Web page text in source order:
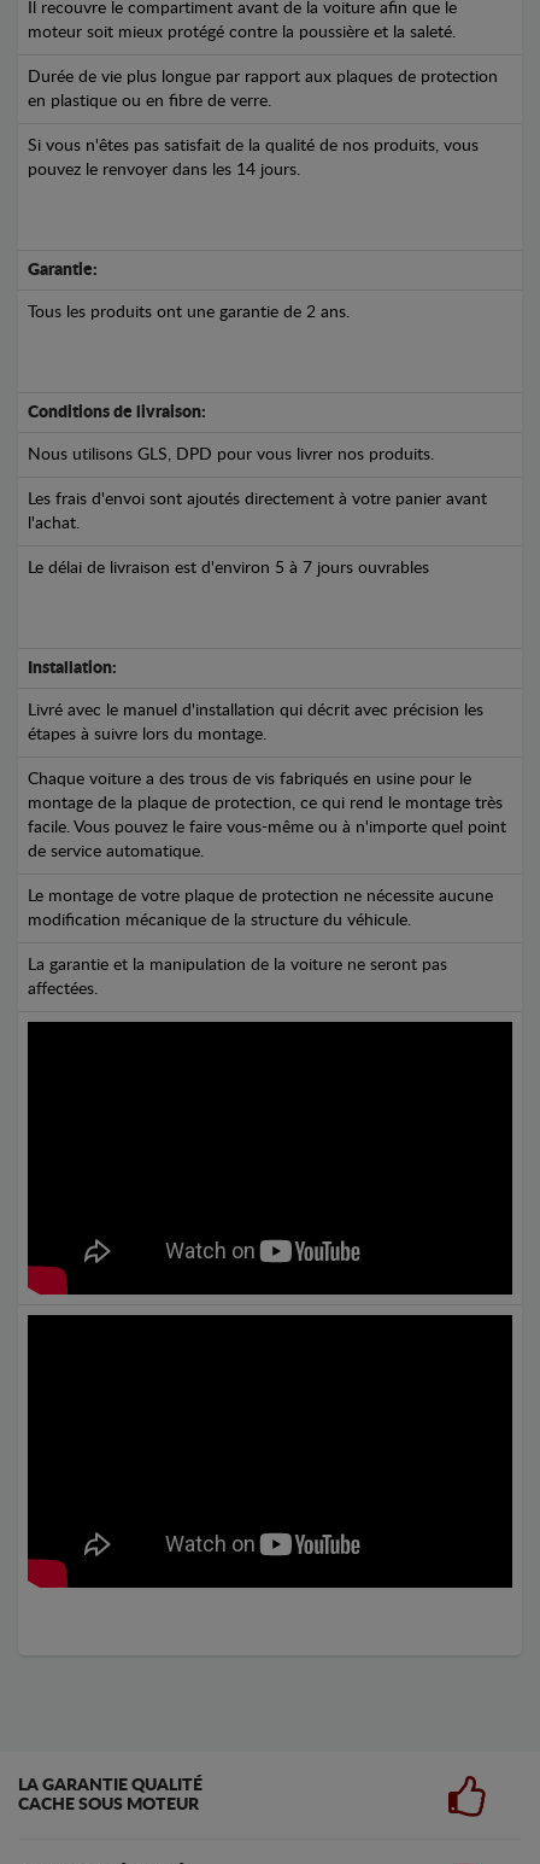
Il recouvre le compartiment avant de la voiture afin que le
moteur soit mieux protégé contre la poussière et la saleté.
Durée de vie plus longue par rapport aux plaques de protection
en plastique ou en fibre de verre.
Si vous n'êtes pas satisfait de la qualité de nos produits, vous
pouvez le renvoyer dans les 14 jours.
Garantie:
Tous les produits ont une garantie de 2 ans.
Conditions de livraison:
Nous utilisons GLS, DPD pour vous livrer nos produits.
Les frais d'envoi sont ajoutés directement à votre panier avant
l'achat.
Le délai de livraison est d'environ 5 à 7 jours ouvrables
Installation:
Livré avec le manuel d'installation qui décrit avec précision les
étapes à suivre lors du montage.
Chaque voiture a des trous de vis fabriqués en usine pour le
montage de la plaque de protection, ce qui rend le montage très
facile. Vous pouvez le faire vous-même ou à n'importe quel point
de service automatique.
Le montage de votre plaque de protection ne nécessite aucune
modification mécanique de la structure du véhicule.
La garantie et la manipulation de la voiture ne seront pas
affectées.
LA GARANTIE QUALITÉ
CACHE SOUS MOTEUR